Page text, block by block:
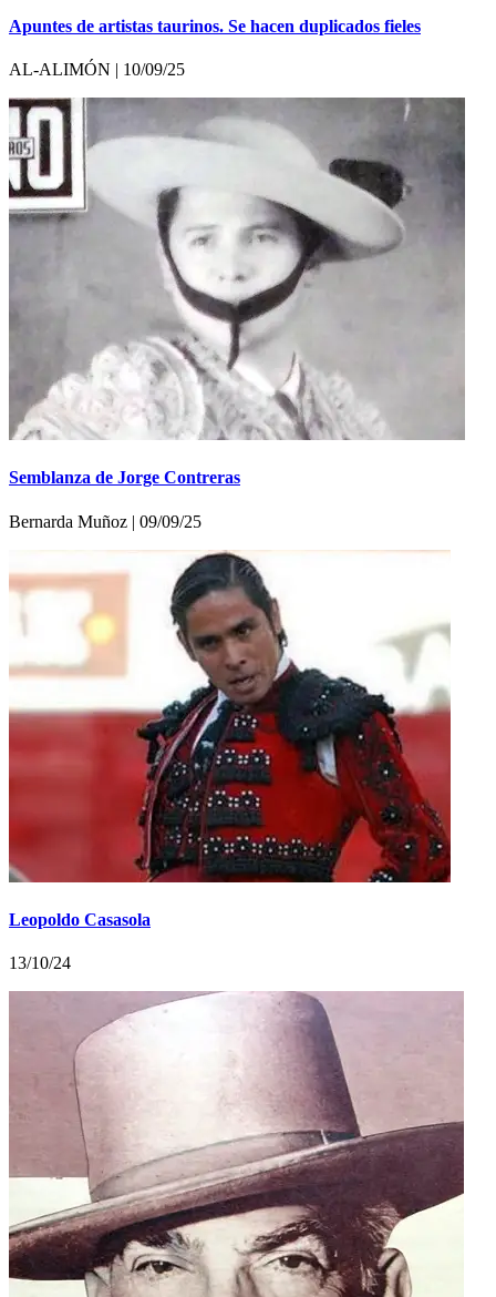
Apuntes de artistas taurinos. Se hacen duplicados fieles
AL-ALIMÓN | 10/09/25
Semblanza de Jorge Contreras
Bernarda Muñoz | 09/09/25
Leopoldo Casasola
13/10/24